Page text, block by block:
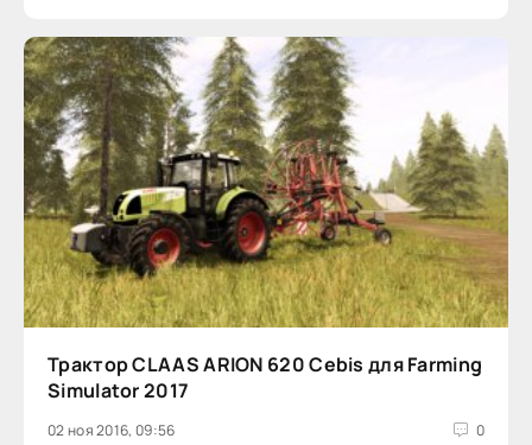
Трактор CLAAS ARION 620 Cebis для Farming
Simulator 2017
02 ноя 2016, 09:56 0